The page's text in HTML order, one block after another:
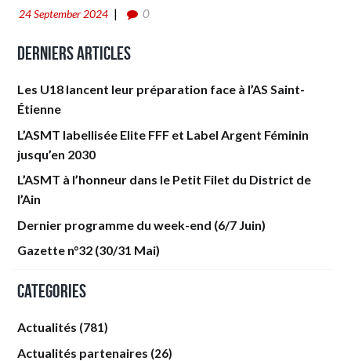
24 September 2024 0
Derniers articles
Les U18 lancent leur préparation face à l’AS Saint-
Étienne
L’ASMT labellisée Elite FFF et Label Argent Féminin
jusqu’en 2030
L’ASMT à l’honneur dans le Petit Filet du District de
l’Ain
Dernier programme du week-end (6/7 Juin)
Gazette n°32 (30/31 Mai)
Categories
Actualités (781)
Actualités partenaires (26)